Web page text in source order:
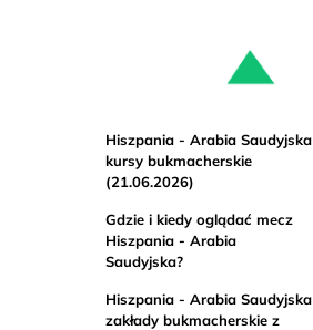
Hiszpania - Arabia Saudyjska
kursy bukmacherskie
(21.06.2026)
Gdzie i kiedy oglądać mecz
Hiszpania - Arabia
Saudyjska?
Hiszpania - Arabia Saudyjska
zakłady bukmacherskie z